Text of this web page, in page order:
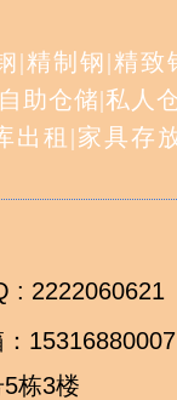
：
|精制钢|精致
自助仓储|私人
出租 |家具存
: 2222060621
栋3楼